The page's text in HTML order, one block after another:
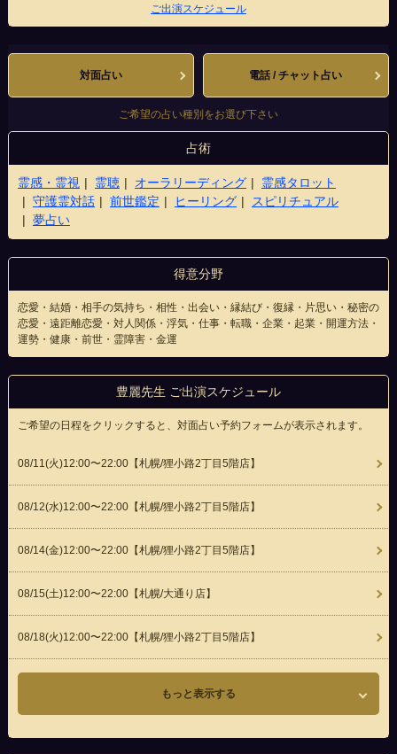
ご出演スケジュール
対面占い 電話 / チャット占い
ご希望の占い種別をお選び下さい
占術
霊感・霊視 霊聴 オーラリーディング
霊感タロット
守護霊対話
前世鑑定 ヒーリング
スピリチュアル
夢占い
得意分野
恋愛・結婚・相手の気持ち・相性・出会い・縁結び・復縁・片思い・秘密の
恋愛・遠距離恋愛・対人関係・浮気・仕事・転職・企業・起業・開運方法・
運勢・健康・前世・霊障害・金運
豊麗先生 ご出演スケジュール
ご希望の日程をクリックすると、対面占い予約フォームが表示されます。
08/11(火)12:00〜22:00【札幌/狸小路2丁目5階店】
08/12(水)12:00〜22:00【札幌/狸小路2丁目5階店】
08/14(金)12:00〜22:00【札幌/狸小路2丁目5階店】
08/15(土)12:00〜22:00【札幌/大通り店】
08/18(火)12:00〜22:00【札幌/狸小路2丁目5階店】
もっと表示する